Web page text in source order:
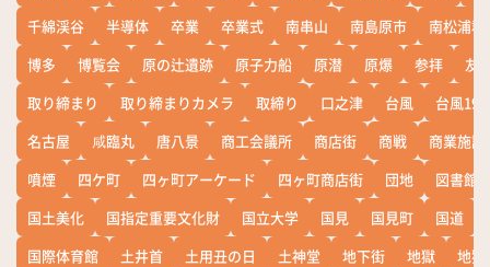
千綿渓谷
半導体 卒業 卒業式 南串山 南島原市
南松浦郡
博多
博覧会 原の辻遺跡 原子力船 原潜 原爆 参拝
友
取り締まり
取り締まりカメラ 取締り 口之津 台風
台風19
名古屋
咸臨丸 唐八景 商工会議所 商店街 商戦
商業施設
噴煙
四ケ町 四ヶ町アーケード 四ヶ町商店街 団地
図書館
国土美化
国指定重要文化財 国立大学 国見 国見町 国道
国際体育館
土井首 土用丑の日 土神堂 地下街 地獄
地獄